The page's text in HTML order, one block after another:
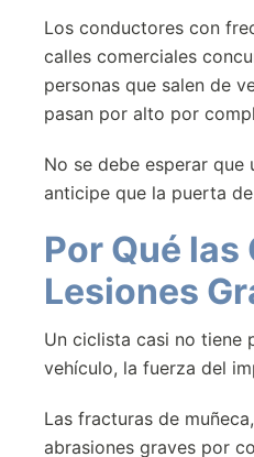
Los conductores con
calles comerciales
personas que salen de
pasan por alto por
No se debe esperar
anticipe que la puerta
Por Qué
Lesiones
Un ciclista casi no tiene
vehículo, la fuerza del
Las fracturas de
abrasiones graves por